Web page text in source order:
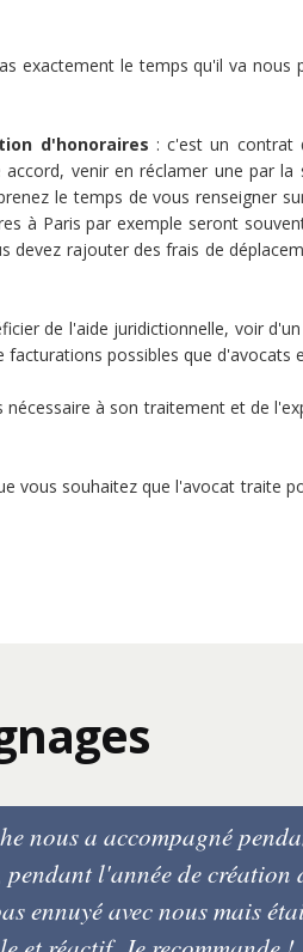
exactement le temps qu'il va nous
d'honoraires : c'est un contrat
venir en réclamer une par
le temps de vous renseigner
à Paris par exemple seront
rajouter des frais de
de l'aide juridictionnelle, voir
possibles que d'avocats
à son traitement et de
vous souhaitez que l'avocat traite
nous a accompagné
l'année de création
ennuyé avec nous mais